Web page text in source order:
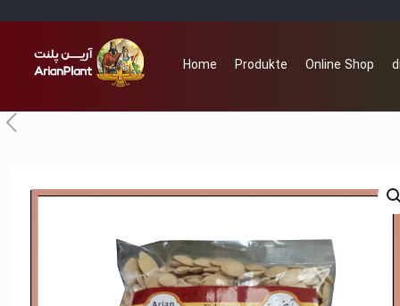
Home Produkte Online Shop